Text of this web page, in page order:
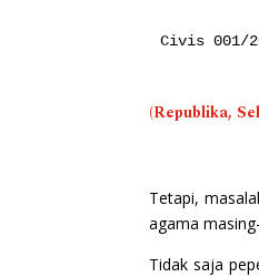
(Republika,
Tetapi,
agama
Tidak saja